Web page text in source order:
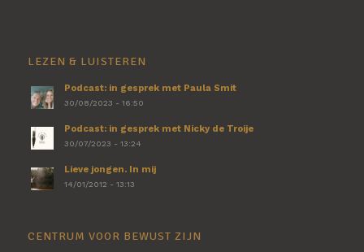
LEZEN & LUISTEREN
Podcast: in gesprek met Paula Smit
30/08/2023 - 16:50
Podcast: in gesprek met Nicky de Troije
30/07/2023 - 13:24
Lieve jongen. In mij
14/01/2012 - 13:13
CENTRUM VOOR BEWUST ZIJN